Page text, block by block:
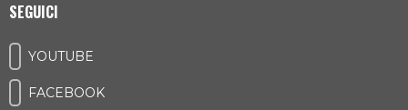
SEGUICI
YOUTUBE
FACEBOOK